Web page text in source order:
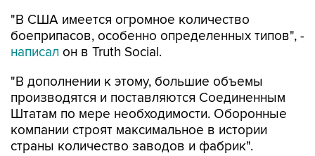
"В США имеется огромное количество
боеприпасов, особенно определенных типов", -
написал он в Truth Social.
"В дополнении к этому, большие объемы
производятся и поставляются Соединенным
Штатам по мере необходимости. Оборонные
компании строят максимальное в истории
страны количество заводов и фабрик".